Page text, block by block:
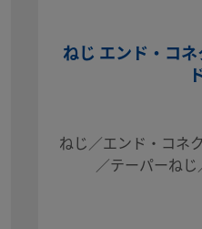
続が頻繁に行わ
る必要がある用
ねじ エンド・コ
ねじ／エンド・コネ
／テーパーね